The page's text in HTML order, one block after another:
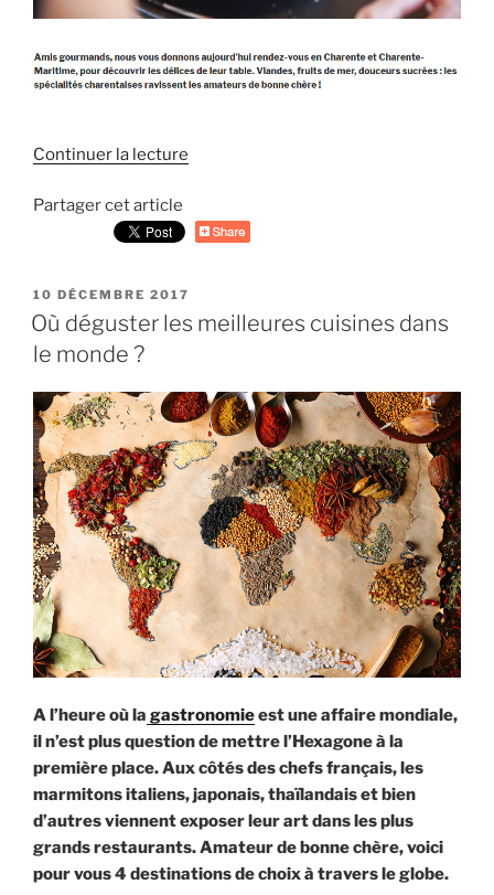
Continuer la lecture
des
Partager cet article
PUBLIÉ
LE
10 DÉCEMBRE 2017
Où déguster les meilleures cuisines dans
le monde ?
A l’heure où la gastronomieest une affaire mondiale,
il n’est plus question de mettre l’Hexagone à la
première place. Aux côtés des chefs français, les
marmitons italiens, japonais, thaïlandais et bien
d’autres viennent exposer leur art dans les plus
grands restaurants. Amateur de bonne chère, voici
pour vous 4 destinations de choix à travers le globe.